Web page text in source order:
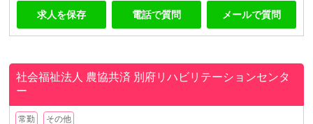
求人を保存 電話で質問 メールで質問
社会福祉法人 農協共済 別府リハビリテーションセンタ
ー
常勤 その他